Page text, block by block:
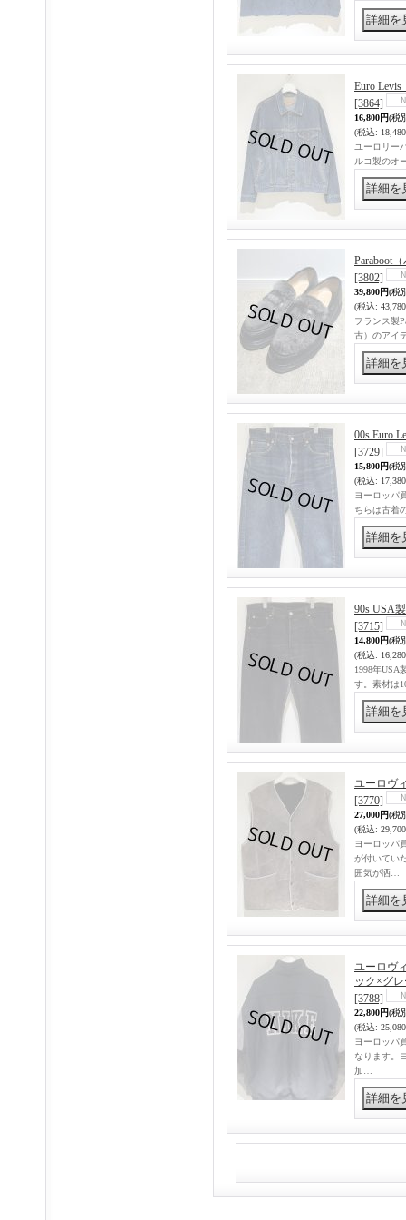
Euro
[3864]
16,800円(税
(税込:
ユーロリー
ルコ製のオ
Paraboot
[3802]
39,800円(税
(税込:
フランス製
古）のアイ
00s Euro
[3729]
15,800円(税
(税込:
ヨーロッパ
ちらは古着
90s USA
[3715]
14,800円(税
(税込:
1998年USA
す。素材は
ユーロヴ
[3770]
27,000円(税
(税込:
ヨーロッパ
が付いてい
囲気が洒…
ユーロヴ
ック×グ
[3788]
22,800円(税
(税込:
ヨーロッパ
なります。
加…